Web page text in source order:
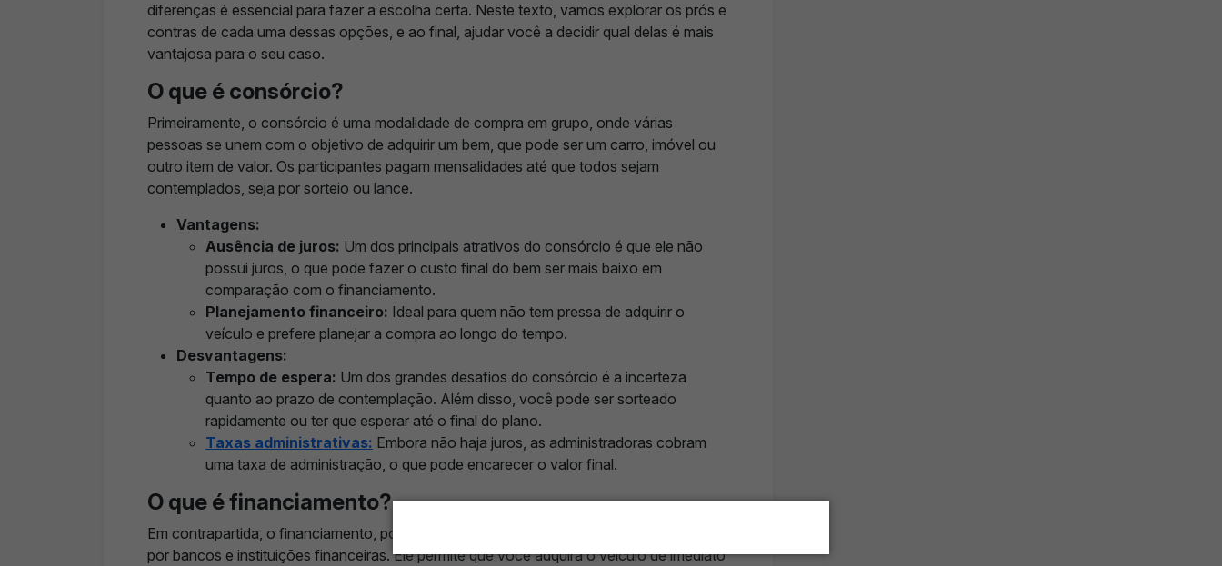
diferenças é essencial para fazer a escolha certa. Neste texto, vamos explorar os prós e
contras de cada uma dessas opções, e ao final, ajudar você a decidir qual delas é mais
vantajosa para o seu caso.
O que é consórcio?
Primeiramente, o consórcio é uma modalidade de compra em grupo, onde várias
pessoas se unem com o objetivo de adquirir um bem, que pode ser um carro, imóvel ou
outro item de valor. Os participantes pagam mensalidades até que todos sejam
contemplados, seja por sorteio ou lance.
Vantagens:
Ausência de juros: Um dos principais atrativos do consórcio é que ele não
possui juros, o que pode fazer o custo final do bem ser mais baixo em
comparação com o financiamento.
Planejamento financeiro: Ideal para quem não tem pressa de adquirir o
veículo e prefere planejar a compra ao longo do tempo.
Desvantagens:
Tempo de espera: Um dos grandes desafios do consórcio é a incerteza
quanto ao prazo de contemplação. Além disso, você pode ser sorteado
rapidamente ou ter que esperar até o final do plano.
Taxas administrativas: Embora não haja juros, as administradoras cobram
uma taxa de administração, o que pode encarecer o valor final.
O que é financiamento?
Em contrapartida, o financiamento, por sua vez, é uma modalidade de crédito oferecida
por bancos e instituições financeiras. Ele permite que você adquira o veículo de imediato